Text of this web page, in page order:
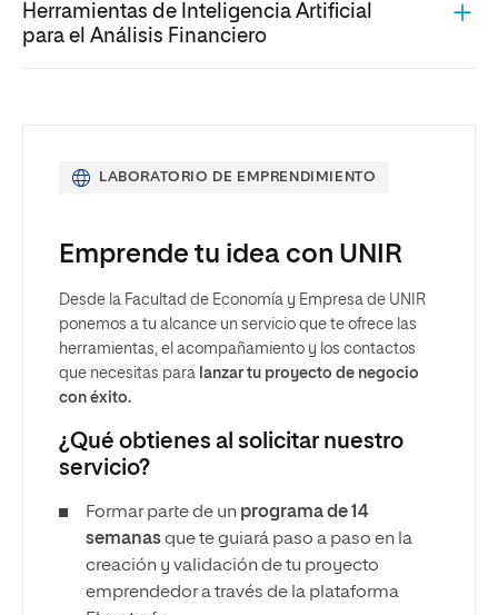
Herramientas de Inteligencia Artificial
para el Análisis Financiero
LABORATORIO DE EMPRENDIMIENTO
Emprende tu idea con UNIR
Desde la Facultad de Economía y Empresa de UNIR
ponemos a tu alcance un servicio que te ofrece las
herramientas, el acompañamiento y los contactos
que necesitas para lanzar tu proyecto de negocio
con éxito.
¿Qué obtienes al solicitar nuestro
servicio?
Formar parte de un programa de 14
semanasque te guiará paso a paso en la
creación y validación de tu proyecto
emprendedor a través de la plataforma